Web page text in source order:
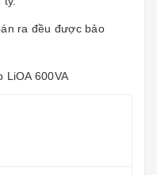
ra đều được bảo
LiOA 600VA